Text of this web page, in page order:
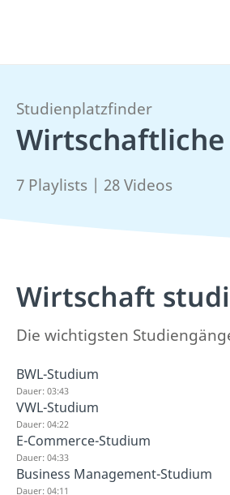
Studienplatzfinder
7 Playlists | 28 Videos
Wirtschaft
Die wichtigsten
BWL-Studium
Dauer: 03:43
VWL-Studium
Dauer: 04:22
E-Commerce-Studium
Dauer: 04:33
Business Management-Studium
Dauer: 04:11